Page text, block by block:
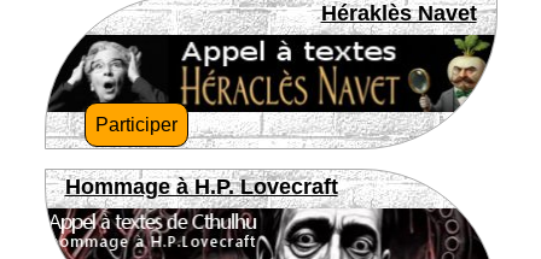
Héraklès Navet
Participer
Hommage à H.P. Lovecraft